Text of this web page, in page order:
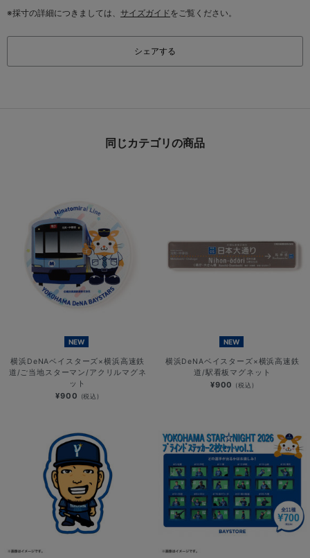
※採寸の詳細につきましては、 サイズガイドをご覧ください。
シェアする
同じカテゴリの商品
NEW
横浜DeNAベイスターズ×横浜高速鉄
道/ご当地スターマン/アクリルマグネ
ット
¥900 (税込)
NEW
横浜DeNAベイスターズ×横浜高速鉄
道/駅看板マグネット
¥900 (税込)